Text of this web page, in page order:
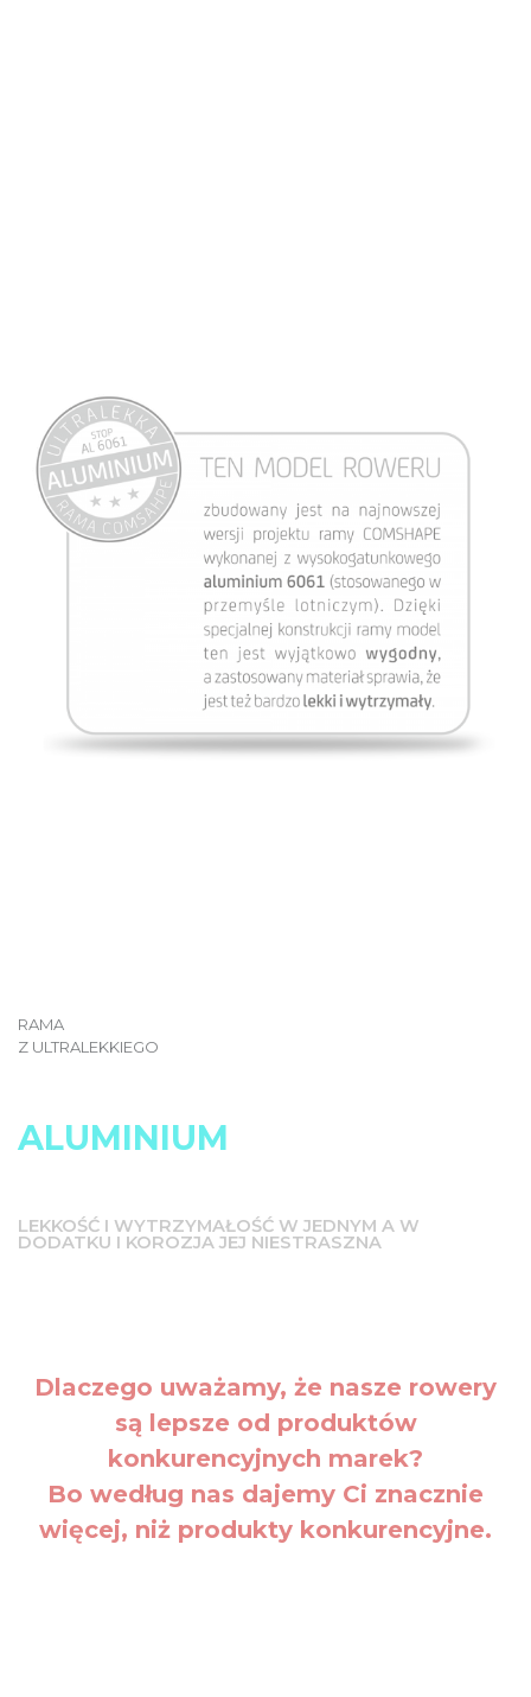
RAMA
Z ULTRALEKKIEGO
ALUMINIUM
LEKKOŚĆ I WYTRZYMAŁOŚĆ W JEDNYM A W
DODATKU I KOROZJA JEJ NIESTRASZNA
Dlaczego uważamy, że nasze rowery
są lepsze od produktów
konkurencyjnych marek?
Bo według nas dajemy Ci znacznie
więcej, niż produkty konkurencyjne.